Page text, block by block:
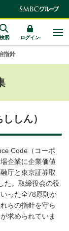
検索 ログイン
指針
しん）
Code（コーポ
企業に企業価値
庁と東京証券取
た。取締役会の役
った全78原則か
らの指針を守ら
求められていま